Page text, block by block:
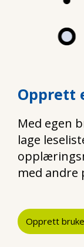
Opprett
Med egen
lage
med andre
Opprett